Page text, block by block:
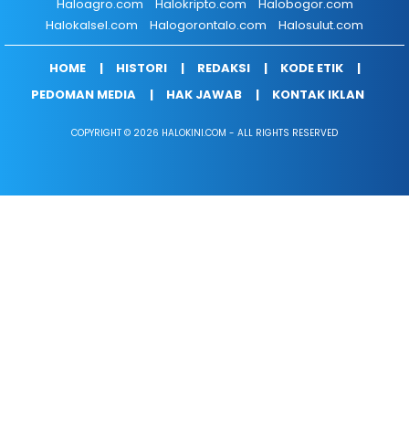
Haloagro.com
Halokripto.com
Halobogor.com
Halokalsel.com
Halogorontalo.com Halosulut.com
HOME HISTORI REDAKSI
KODE ETIK
PEDOMAN MEDIA
HAK JAWAB KONTAK IKLAN
COPYRIGHT © 2026 HALOKINI.COM - ALL RIGHTS RESERVED